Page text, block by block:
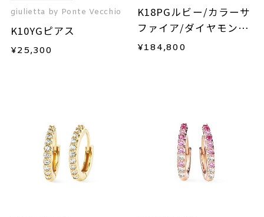
giulietta by Ponte Vecchio
K10YGピアス
¥25,300
K18PGルビー/カラーサ
ファイア/ダイヤモンド
ピアス
¥184,800